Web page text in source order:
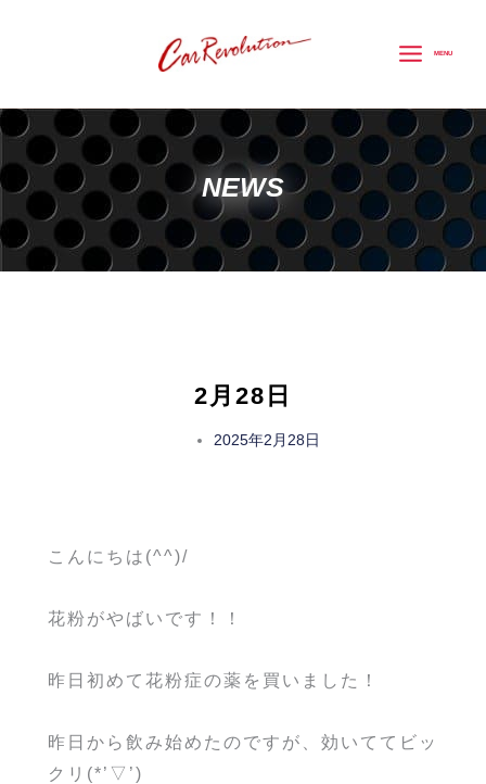
キ
プ
MENU
NEWS
2月28日
2025年2月28日
こんにちは(^^)/
花粉がやばいです！！
昨日初めて花粉症の薬を買いました！
昨日から飲み始めたのですが、効いててビッ
クリ(*’▽’)